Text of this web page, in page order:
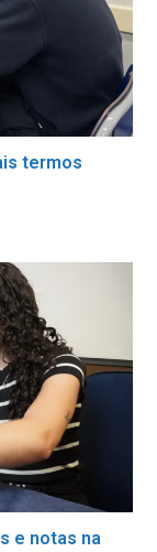
termos
e notas na